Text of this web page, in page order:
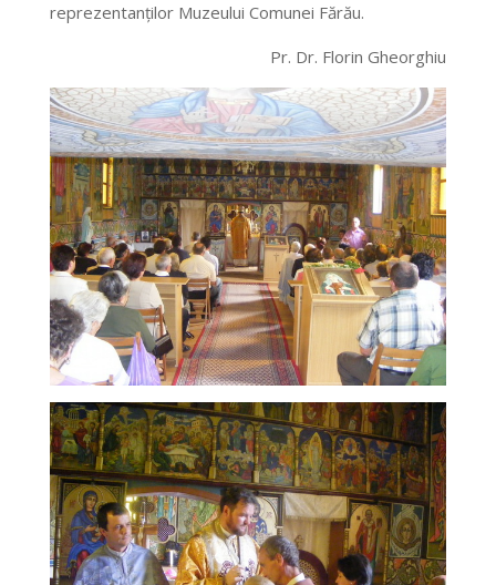
reprezentanţilor Muzeului Comunei Fărău.
Pr. Dr. Florin Gheorghiu